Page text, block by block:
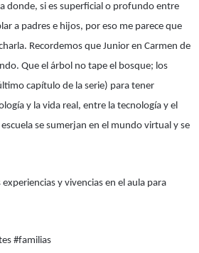
donde, si es superficial o profundo entre
a padres e hijos, por eso me parece que
Recordemos que Junior en Carmen de
Que el árbol no tape el bosque; los
capítulo de la serie) para tener
y la vida real, entre la tecnología y el
se sumerjan en el mundo virtual y se
y vivencias en el aula para
#familias